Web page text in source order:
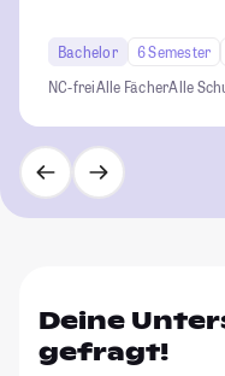
Bachelor 6 Semester
NC-freiAlle FächerAlle
Deine
gefragt!